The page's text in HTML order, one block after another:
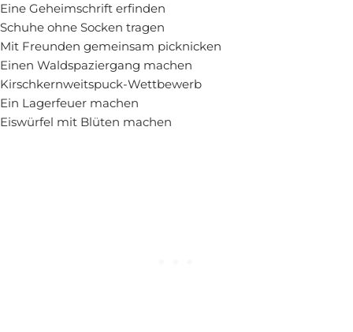
Eine Geheimschrift erfinden
Schuhe ohne Socken tragen
Mit Freunden gemeinsam picknicken
Einen Waldspaziergang machen
Kirschkernweitspuck-Wettbewerb
Ein Lagerfeuer machen
Eiswürfel mit Blüten machen